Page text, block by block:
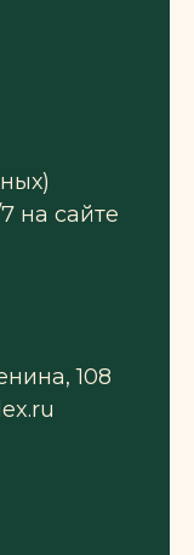
на сайте
108